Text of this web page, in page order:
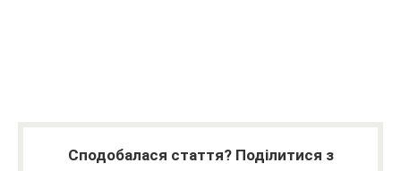
Сподобалася стаття? Поділитися з